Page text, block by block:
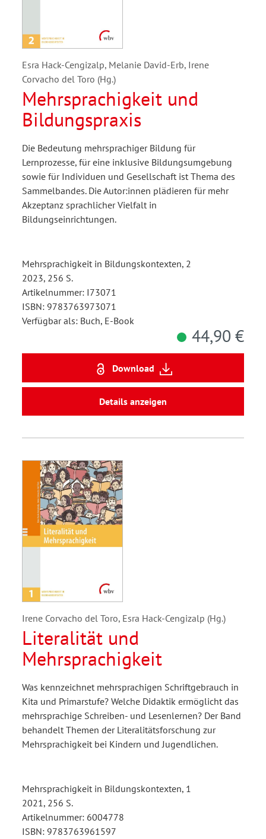
Esra Hack-Cengizalp, Melanie David-Erb, Irene
Corvacho del Toro (Hg.)
Mehrsprachigkeit und
Bildungspraxis
Die Bedeutung mehrsprachiger Bildung für
Lernprozesse, für eine inklusive Bildungsumgebung
sowie für Individuen und Gesellschaft ist Thema des
Sammelbandes. Die Autor:innen plädieren für mehr
Akzeptanz sprachlicher Vielfalt in
Bildungseinrichtungen.
Mehrsprachigkeit in Bildungskontexten, 2
2023, 256 S.
Artikelnummer: I73071
ISBN: 9783763973071
Verfügbar als: Buch, E-Book
44,90 €
Download
Details anzeigen
Irene Corvacho del Toro, Esra Hack-Cengizalp (Hg.)
Literalität und
Mehrsprachigkeit
Was kennzeichnet mehrsprachigen Schriftgebrauch in
Kita und Primarstufe? Welche Didaktik ermöglicht das
mehrsprachige Schreiben- und Lesenlernen? Der Band
behandelt Themen der Literalitätsforschung zur
Mehrsprachigkeit bei Kindern und Jugendlichen.
Mehrsprachigkeit in Bildungskontexten, 1
2021, 256 S.
Artikelnummer: 6004778
ISBN: 9783763961597